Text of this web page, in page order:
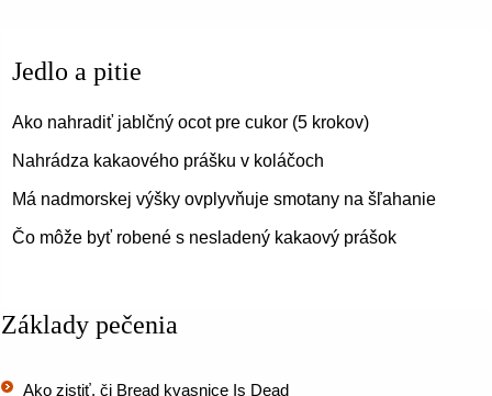
Jedlo a pitie
Ako nahradiť jablčný ocot pre cukor (5 krokov)
Nahrádza kakaového prášku v koláčoch
Má nadmorskej výšky ovplyvňuje smotany na šľahanie
Čo môže byť robené s nesladený kakaový prášok
Základy pečenia
Ako zistiť, či Bread kvasnice Is Dead